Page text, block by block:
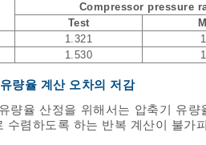
Compressor pressure
Test
1.321
1.530
량율 계산 오차의 저감
량율 산정을 위해서는 압축기 유
수렴하도록 하는 반복 계산이 불가